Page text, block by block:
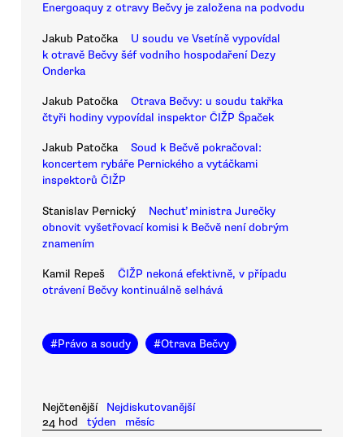
Energoaquy z otravy Bečvy je založena na podvodu
Jakub Patočka
U soudu ve Vsetíně vypovídal
k otravě Bečvy šéf vodního hospodaření Dezy
Onderka
Jakub Patočka
Otrava Bečvy: u soudu takřka
čtyři hodiny vypovídal inspektor ČIŽP Špaček
Jakub Patočka
Soud k Bečvě pokračoval:
koncertem rybáře Pernického a vytáčkami
inspektorů ČIŽP
Stanislav Pernický
Nechuť ministra Jurečky
obnovit vyšetřovací komisi k Bečvě není dobrým
znamením
Kamil Repeš
ČIŽP nekoná efektivně, v případu
otrávení Bečvy kontinuálně selhává
#Právo a soudy #Otrava Bečvy
Nejčtenější
Nejdiskutovanější
24 hod
týden měsíc